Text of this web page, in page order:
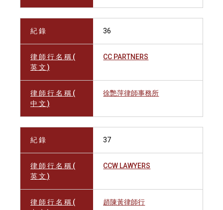
紀 錄 36
律 師 行 名 稱 (
英 文 )
CC PARTNERS
律 師 行 名 稱 (
中 文 )
徐艷萍律師事務所
紀 錄 37
律 師 行 名 稱 (
英 文 )
CCW LAWYERS
律 師 行 名 稱 (
趙陳黃律師行